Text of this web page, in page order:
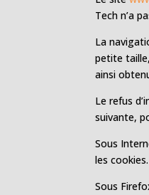
Tech n’a
La
petite
ainsi
Le refus
suivante,
Sous
les
Sous